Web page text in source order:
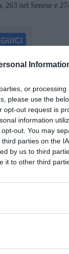
or
please use the
opt-out request is
information
out. You may
parties on the
by us to third
it to other third
nel Senese e